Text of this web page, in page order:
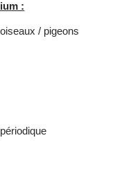
:
/ pigeons